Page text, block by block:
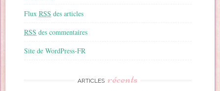
FluxRSS des articles
RSS des commentaires
Site de WordPress-FR
ARTICLES récents